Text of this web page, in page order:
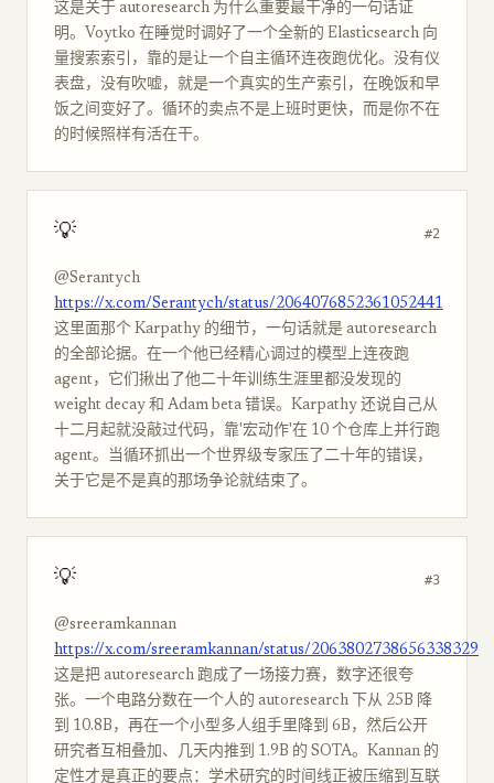
这是关于 autoresearch 为什么重要最干净的一句话证
明。Voytko 在睡觉时调好了一个全新的 Elasticsearch 向
量搜索索引，靠的是让一个自主循环连夜跑优化。没有仪
表盘，没有吹嘘，就是一个真实的生产索引，在晚饭和早
饭之间变好了。循环的卖点不是上班时更快，而是你不在
的时候照样有活在干。
💡 #2
@Serantych
https://x.com/Serantych/status/2064076852361052441
这里面那个 Karpathy 的细节，一句话就是 autoresearch
的全部论据。在一个他已经精心调过的模型上连夜跑
agent，它们揪出了他二十年训练生涯里都没发现的
weight decay 和 Adam beta 错误。Karpathy 还说自己从
十二月起就没敲过代码，靠'宏动作'在 10 个仓库上并行跑
agent。当循环抓出一个世界级专家压了二十年的错误，
关于它是不是真的那场争论就结束了。
💡 #3
@sreeramkannan
https://x.com/sreeramkannan/status/2063802738656338329
这是把 autoresearch 跑成了一场接力赛，数字还很夸
张。一个电路分数在一个人的 autoresearch 下从 25B 降
到 10.8B，再在一个小型多人组手里降到 6B，然后公开
研究者互相叠加、几天内推到 1.9B 的 SOTA。Kannan 的
定性才是真正的要点：学术研究的时间线正被压缩到互联